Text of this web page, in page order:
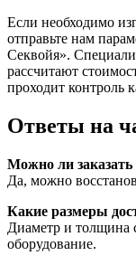
Если необходимо
отправьте нам
Секвойя».
рассчитают
проходит контроль
Ответы на
Можно ли заказать
Да, можно
Какие размеры
Диаметр и толщина
оборудование.